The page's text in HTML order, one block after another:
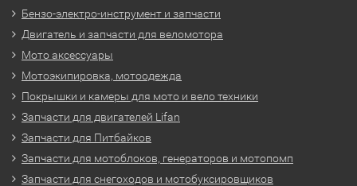
Бензо-электро-инструмент и запчасти
Двигатель и запчасти для веломотора
Мото аксессуары
Мотоэкипировка, мотоодежда
Покрышки и камеры для мото и вело техники
Запчасти для двигателей Lifan
Запчасти для Питбайков
Запчасти для мотоблоков, генераторов и мотопомп
Запчасти для снегоходов и мотобуксировщиков